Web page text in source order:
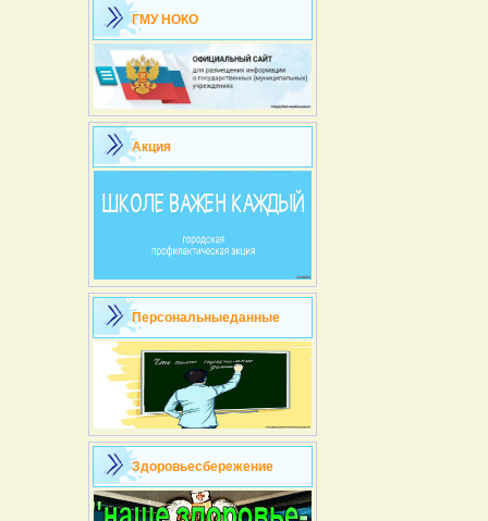
ГМУ НОКО
Акция
Персональныеданные
Здоровьесбережение